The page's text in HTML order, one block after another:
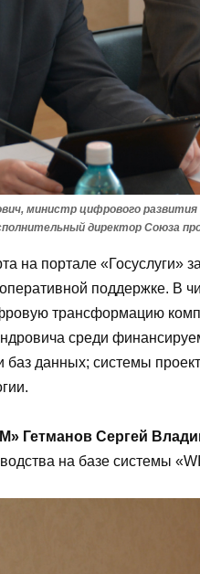
министр цифрового
директор Союза
на портале
поддержке. В
трансформацию
среди
баз данных; системы
Гетманов Сергей
на базе системы